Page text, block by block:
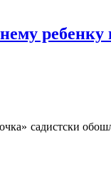
ребенку
садистски